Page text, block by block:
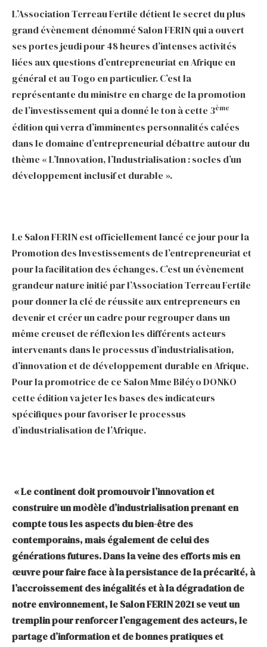
L’Association Terreau Fertile détient le secret du plus
grand évènement dénommé Salon FERIN qui a ouvert
ses portes jeudi pour 48 heures d’intenses activités
liées aux questions d’entrepreneuriat en Afrique en
général et au Togo en particulier. C’est la
représentante du ministre en charge de la promotion
de l’investissement qui a donné le ton à cette 3ème
édition qui verra d’imminentes personnalités calées
dans le domaine d’entrepreneurial débattre autour du
thème « L’Innovation, l’Industrialisation : socles d’un
développement inclusif et durable ».
Le Salon FERIN est officiellement lancé ce jour pour la
Promotion des Investissements de l’entrepreneuriat et
pour la facilitation des échanges. C’est un évènement
grandeur nature initié par l’Association Terreau Fertile
pour donner la clé de réussite aux entrepreneurs en
devenir et créer un cadre pour regrouper dans un
même creuset de réflexion les différents acteurs
intervenants dans le processus d’industrialisation,
d’innovation et de développement durable en Afrique.
Pour la promotrice de ce Salon Mme Biléyo DONKO
cette édition va jeter les bases des indicateurs
spécifiques pour favoriser le processus
d’industrialisation de l’Afrique.
« Le continent doit promouvoir l’innovation et
construire un modèle d’industrialisation prenant en
compte tous les aspects du bien-être des
contemporains, mais également de celui des
générations futures. Dans la veine des efforts mis en
œuvre pour faire face à la persistance de la précarité, à
l’accroissement des inégalités et à la dégradation de
notre environnement, le Salon FERIN 2021 se veut un
tremplin pour renforcer l’engagement des acteurs, le
partage d’information et de bonnes pratiques et